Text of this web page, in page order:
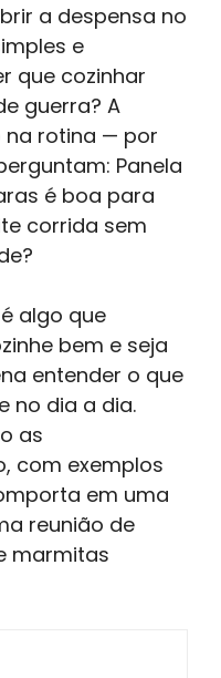
a despensa no
e
que cozinhar
guerra? A
rotina — por
Panela
é boa para
corrida sem
algo que
bem e seja
entender o que
no dia a dia.
as
com exemplos
em uma
reunião de
marmitas